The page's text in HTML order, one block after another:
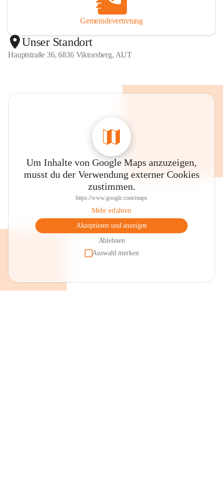
Gemeindevertretung
Unser Standort
Hauptstraße 36, 6836 Viktorsberg, AUT
Um Inhalte von Google Maps anzuzeigen,
musst du der Verwendung externer Cookies
zustimmen.
https://www.google.com/maps
Mehr erfahren
Akzeptieren und anzeigen
Ablehnen
Auswahl merken